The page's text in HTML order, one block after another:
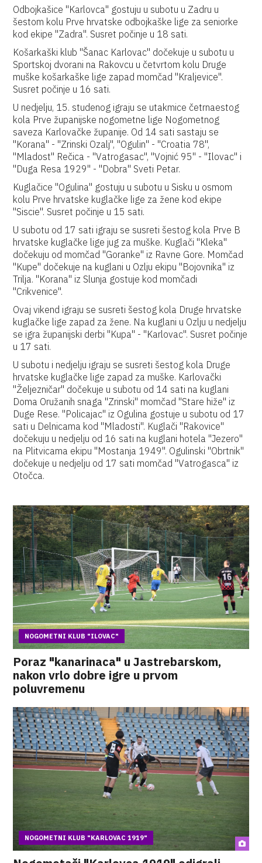
Odbojkašice "Karlovca" gostuju u subotu u Zadru u
šestom kolu Prve hrvatske odbojkaške lige za seniorke
kod ekipe "Zadra". Susret počinje u 18 sati.
Košarkaški klub "Šanac Karlovac" dočekuje u subotu u
Sportskoj dvorani na Rakovcu u četvrtom kolu Druge
muške košarkaške lige zapad momčad "Kraljevice".
Susret počinje u 16 sati.
U nedjelju, 15. studenog igraju se utakmice četrnaestog
kola Prve županijske nogometne lige Nogometnog
saveza Karlovačke županije. Od 14 sati sastaju se
"Korana" - "Zrinski Ozalj", "Ogulin" - "Croatia 78",
"Mladost" Rečica - "Vatrogasac", "Vojnić 95" - "Ilovac" i
"Duga Resa 1929" - "Dobra" Sveti Petar.
Kuglačice "Ogulina" gostuju u subotu u Sisku u osmom
kolu Prve hrvatske kuglačke lige za žene kod ekipe
"Siscie". Susret počinje u 15 sati.
U subotu od 17 sati igraju se susreti šestog kola Prve B
hrvatske kuglačke lige jug za muške. Kuglači "Kleka"
dočekuju od momčad "Goranke" iz Ravne Gore. Momčad
"Kupe" dočekuje na kuglani u Ozlju ekipu "Bojovnika" iz
Trilja. "Korana" iz Slunja gostuje kod momčadi
"Crikvenice".
Ovaj vikend igraju se susreti šestog kola Druge hrvatske
kuglačke lige zapad za žene. Na kuglani u Ozlju u nedjelju
se igra županijski derbi "Kupa" - "Karlovac". Susret počinje
u 17 sati.
U subotu i nedjelju igraju se susreti šestog kola Druge
hrvatske kuglačke lige zapad za muške. Karlovački
"Željezničar" dočekuje u subotu od 14 sati na kuglani
Doma Oružanih snaga "Zrinski" momčad "Stare hiže" iz
Duge Rese. "Policajac" iz Ogulina gostuje u subotu od 17
sati u Delnicama kod "Mladosti". Kuglači "Rakovice"
dočekuju u nedjelju od 16 sati na kuglani hotela "Jezero"
na Plitvicama ekipu "Mostanja 1949". Ogulinski "Obrtnik"
dočekuje u nedjelju od 17 sati momčad "Vatrogasca" iz
Otočca.
NOGOMETNI KLUB "ILOVAC"
Poraz "kanarinaca" u Jastrebarskom,
nakon vrlo dobre igre u prvom
poluvremenu
NOGOMETNI KLUB "KARLOVAC 1919"